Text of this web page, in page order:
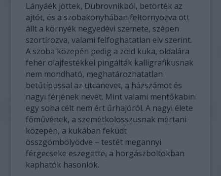
Lányáék jöttek, Dubrovnikból, betörték az
ajtót, és a szobakonyhában feltornyozva ott
állt a környék negyedévi szemete, szépen
szortírozva, valami felfoghatatlan elv szerint.
A szoba közepén pedig a zöld kuka, oldalára
fehér olajfestékkel pingálták kalligrafikusnak
nem mondható, meghatározhatatlan
betűtípussal az utcanevet, a házszámot és
nagyi férjének nevét. Mint valami mentőkabin
egy soha célt nem ért űrhajóról. A nagyi élete
főművének, a szemétkolosszusnak mértani
közepén, a kukában feküdt
összgömbölyödve – testét megannyi
férgecseke eszegette, a horgászboltokban
kaphatók hasonlók.